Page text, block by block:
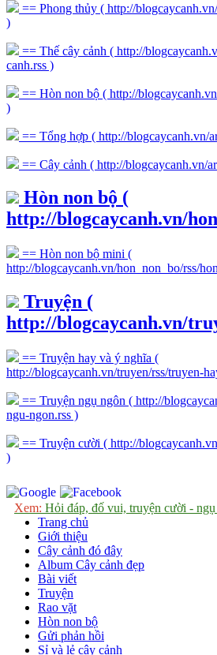
== Phong thủy ( http://
)
== Thế cây cảnh ( http://
canh.rss )
== Hòn non bộ ( http://
)
== Tổng hợp ( http://blogcaycanh.vn/
== Cây cảnh ( http://blogcaycanh.vn/
Hòn non bộ (
http://blogcaycanh.vn/
== Hòn non bộ mini (
http://blogcaycanh.vn/hon_non_bo/rss/
Truyện (
http://blogcaycanh.vn/
== Truyện hay và ý nghĩa (
http://blogcaycanh.vn/truyen/rss/truyen-
== Truyện ngụ ngôn ( http://
ngu-ngon.rss )
== Truyện cười ( http://
)
Xem: Hỏi đáp, đố vui, truyện cười - ngụ
Trang chủ
Giới thiệu
Cây cảnh đó đây
Album Cây cảnh đẹp
Bài viết
Truyện
Rao vặt
Hòn non bộ
Gửi phản hồi
Sỉ và lẻ cây cảnh